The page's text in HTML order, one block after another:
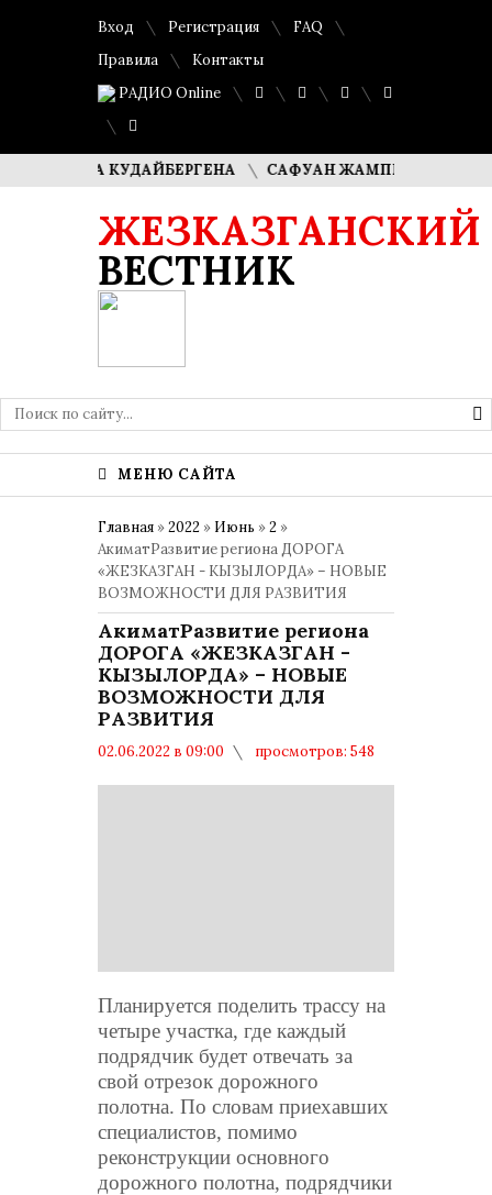
Вход Регистрация
FAQ
Правила
Контакты
РАДИО Online
КУДАЙБЕРГЕНА САФУАН ЖАМПЕИСОВ: «МЫ
ЖЕЗКАЗГАНСКИЙ
ВЕСТНИК
МЕНЮ САЙТА
Главная »2022 » Июнь »2 »
АкиматРазвитие региона ДОРОГА
«ЖЕЗКАЗГАН - КЫЗЫЛОРДА» – НОВЫЕ
ВОЗМОЖНОСТИ ДЛЯ РАЗВИТИЯ
АкиматРазвитие региона
ДОРОГА «ЖЕЗКАЗГАН -
КЫЗЫЛОРДА» – НОВЫЕ
ВОЗМОЖНОСТИ ДЛЯ
РАЗВИТИЯ
02.06.2022 в 09:00
просмотров: 548
Планируется поделить трассу на
четыре участка, где каждый
подрядчик будет отвечать за
свой отрезок дорожного
полотна. По словам приехавших
специалистов, помимо
реконструкции основного
дорожного полотна, подрядчики